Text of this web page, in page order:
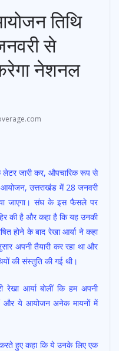
तिथि
से
नेशनल
जारी कर, औपचारिक रूप से
आयोजन, उत्तराखंड में 28 जनवरी
जाएगा। संघ के इस फैसले पर
की है और कहा है कि यह उनकी
होने के बाद रेखा आर्या ने कहा
अपनी तैयारी कर रहा था और
की संस्तुति की गई थी।
रेखा आर्या बोलीं कि हम अपनी
और ये आयोजन अनेक मायनों में
करते हुए कहा कि ये उनके लिए एक